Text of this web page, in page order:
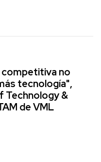
competitiva no
tecnología",
Technology &
de VML